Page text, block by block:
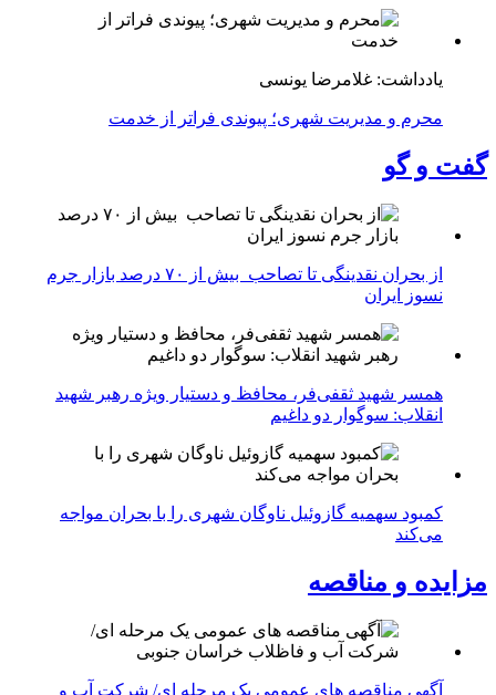
یادداشت: غلامرضا یونسی
محرم و مدیریت شهری؛ پیوندی فراتر از خدمت
گفت و گو
از بحران نقدینگی تا تصاحب بیش از ۷۰ درصد بازار جرم
نسوز ایران
همسر شهید ثقفی‌فر، محافظ و دستیار ویژه رهبر شهید
انقلاب: سوگوار دو داغیم
کمبود سهمیه گازوئیل ناوگان شهری را با بحران مواجه
می‌کند
مزایده و مناقصه
آگهی مناقصه های عمومی یک مرحله ای/ شرکت آب و